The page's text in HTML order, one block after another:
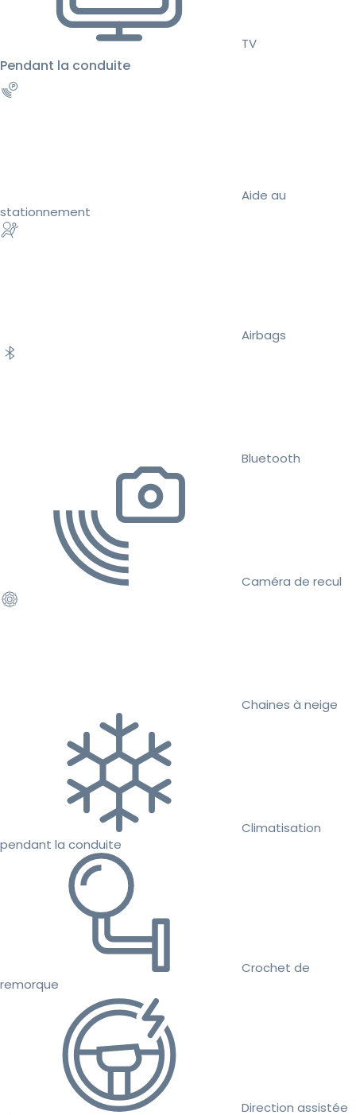
TV
Pendant la conduite
Aide au
stationnement
Airbags
Bluetooth
Caméra de recul
Chaines à neige
Climatisation
pendant la conduite
Crochet de
remorque
Direction assistée